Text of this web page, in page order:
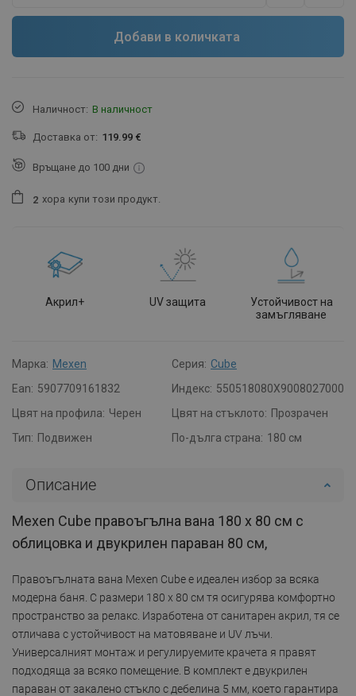
Добави в количката
Наличност: В наличност
Доставка от: 119.99 €
Връщане до 100 дни
2 хора купи този продукт.
Акрил+ UV защита
Устойчивост на
замъгляване
Марка: Mexen Серия: Cube
Ean: 5907709161832 Индекс: 550518080X9008027000
Цвят на профила: Черен Цвят на стъклото: Прозрачен
Тип: Подвижен По-дълга страна: 180 см
Описание
Mexen Cube правоъгълна вана 180 x 80 см с
облицовка и двукрилен параван 80 см,
Правоъгълната вана Mexen Cube е идеален избор за всяка
модерна баня. С размери 180 x 80 см тя осигурява комфортно
пространство за релакс. Изработена от санитарен акрил, тя се
отличава с устойчивост на матовяване и UV лъчи.
Универсалният монтаж и регулируемите крачета я правят
подходяща за всяко помещение. В комплект е двукрилен
параван от закалено стъкло с дебелина 5 мм, което гарантира